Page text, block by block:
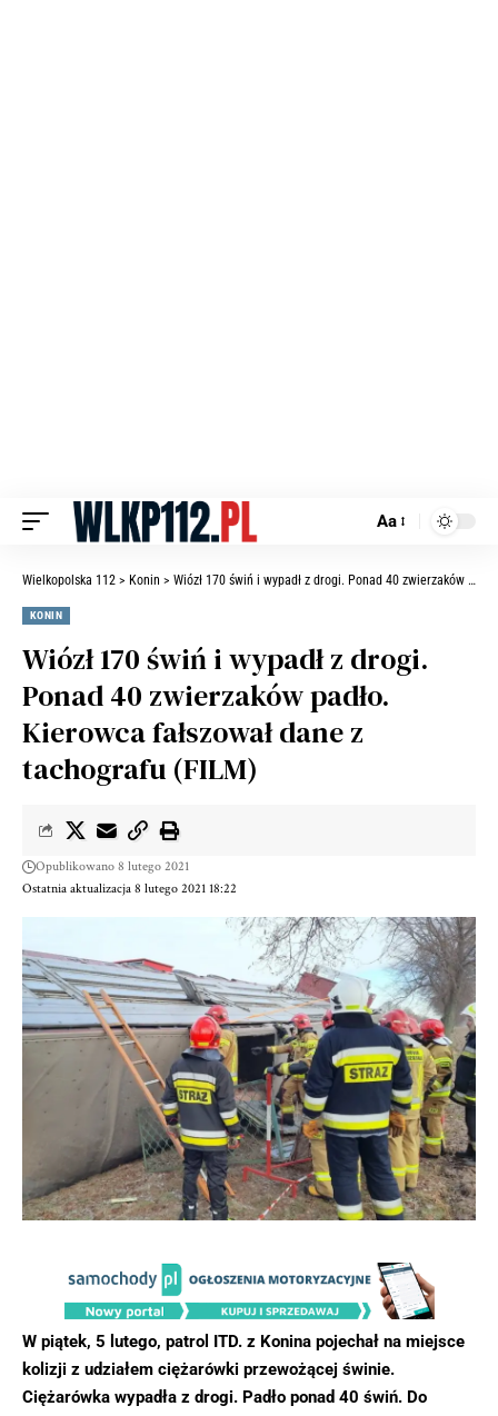
Aa
Wielkopolska 112 > Konin > Wiózł 170 świń i wypadł z drogi. Ponad 40 zwierzaków padło. Kierowca fałszował dane z tachografu (FILM)
KONIN
Wiózł 170 świń i wypadł z drogi.
Ponad 40 zwierzaków padło.
Kierowca fałszował dane z
tachografu (FILM)
Ostatnia aktualizacja 8 lutego 2021 18:22
Opublikowano 8 lutego 2021
W piątek, 5 lutego, patrol ITD. z Konina pojechał na miejsce
kolizji z udziałem ciężarówki przewożącej świnie.
Ciężarówka wypadła z drogi. Padło ponad 40 świń. Do